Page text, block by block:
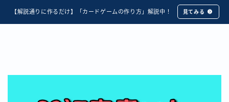
【解説通りに作るだけ】「カードゲームの作り方」解説中！ 見てみる